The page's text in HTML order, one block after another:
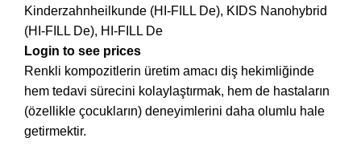
Kinderzahnheilkunde (HI-FILL De), KIDS Nanohybrid
(HI-FILL De), HI-FILL De
Login to see prices
Renkli kompozitlerin üretim amacı diş hekimliğinde
hem tedavi sürecini kolaylaştırmak, hem de hastaların
(özellikle çocukların) deneyimlerini daha olumlu hale
getirmektir.